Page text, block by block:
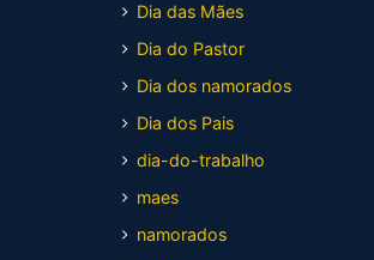
Dia das Mães
Dia do Pastor
Dia dos namorados
Dia dos Pais
dia-do-trabalho
maes
namorados